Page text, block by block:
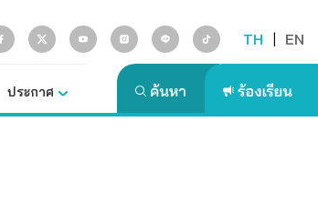
TH | EN
ประกาศ